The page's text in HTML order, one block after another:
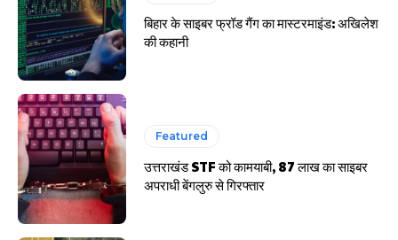
बिहार के साइबर फ्रॉड गैंग का मास्टरमाइंड: अखिलेश
की कहानी
Featured
उत्तराखंड STF को कामयाबी, 87 लाख का साइबर
अपराधी बेंगलुरु से गिरफ्तार